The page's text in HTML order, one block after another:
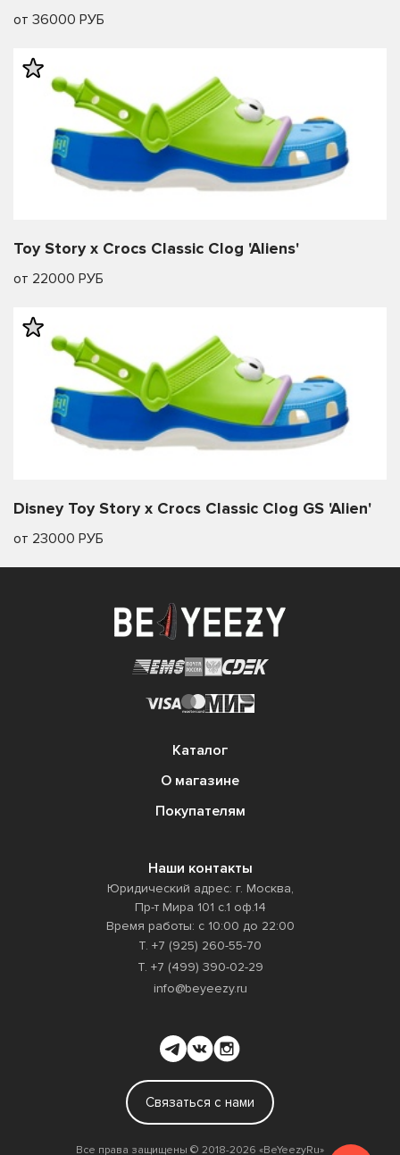
от 36000 РУБ
Toy Story x Crocs Classic Clog 'Aliens'
от 22000 РУБ
Disney Toy Story x Crocs Classic Clog GS 'Alien'
от 23000 РУБ
Каталог
О магазине
Покупателям
Наши контакты
Юридический адрес: г. Москва,
Пр-т Мира 101 с.1 оф.14
Время работы: с 10:00 до 22:00
Т. +7 (925) 260-55-70
Т. +7 (499) 390-02-29
info@beyeezy.ru
Связаться с нами
Все права защищены ©️ 2018-2026 «BeYeezyRu»